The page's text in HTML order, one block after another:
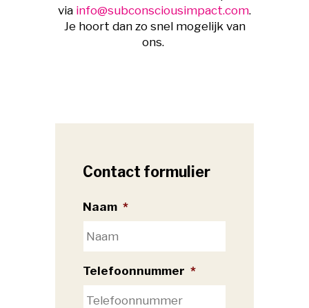
via info@subconsciousimpact.com.
Je hoort dan zo snel mogelijk van
ons.
Contact formulier
Naam *
Telefoonnummer *